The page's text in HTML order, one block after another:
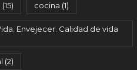
(15) cocina (1)
Envejecer. Calidad de vida
(2)